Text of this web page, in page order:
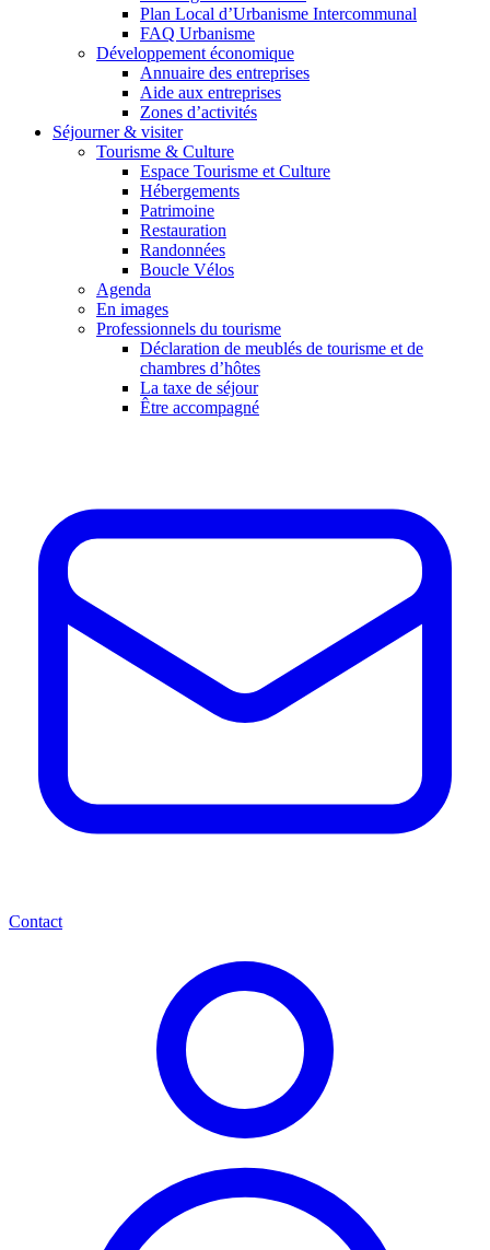
Plan Local d’Urbanisme Intercommunal
FAQ Urbanisme
Développement économique
Annuaire des entreprises
Aide aux entreprises
Zones d’activités
Séjourner & visiter
Tourisme & Culture
Espace Tourisme et Culture
Hébergements
Patrimoine
Restauration
Randonnées
Boucle Vélos
Agenda
En images
Professionnels du tourisme
Déclaration de meublés de tourisme et de
chambres d’hôtes
La taxe de séjour
Être accompagné
Contact